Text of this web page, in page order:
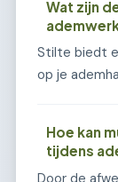
Wat zijn
Stilte biedt
op je
Hoe kan
tijdens